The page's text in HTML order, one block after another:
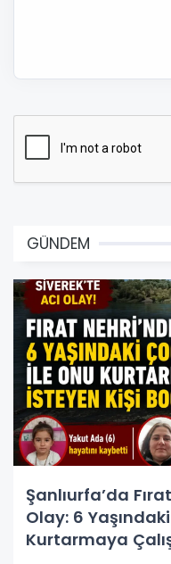
GÜNDEM
Şanlıurfa’da
Olay: 6
Kurtarmaya